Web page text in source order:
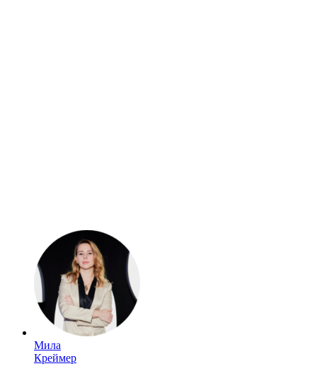
Мила
Креймер